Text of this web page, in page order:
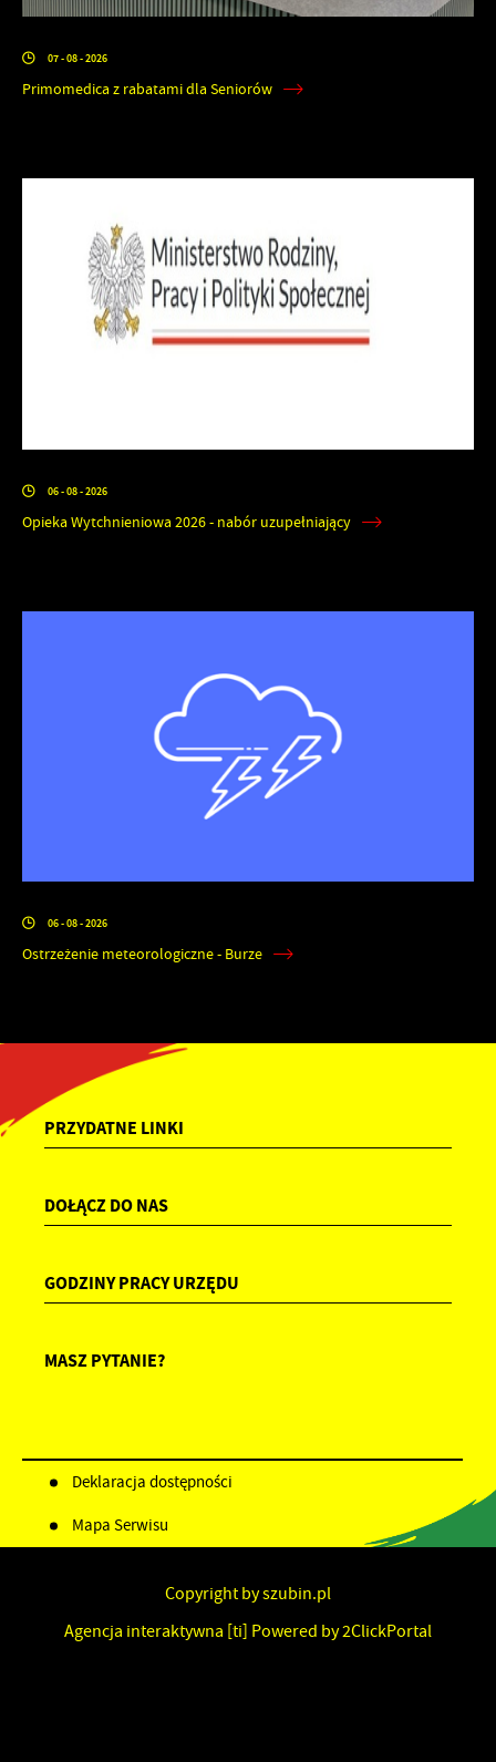
07 - 08 - 2026
Primomedica z rabatami dla Seniorów
06 - 08 - 2026
Opieka Wytchnieniowa 2026 - nabór uzupełniający
06 - 08 - 2026
Ostrzeżenie meteorologiczne - Burze
PRZYDATNE LINKI
DOŁĄCZ DO NAS
GODZINY PRACY URZĘDU
MASZ PYTANIE?
Deklaracja dostępności
Mapa Serwisu
Copyright by szubin.pl
Agencja interaktywna [ti] Powered by2ClickPortal